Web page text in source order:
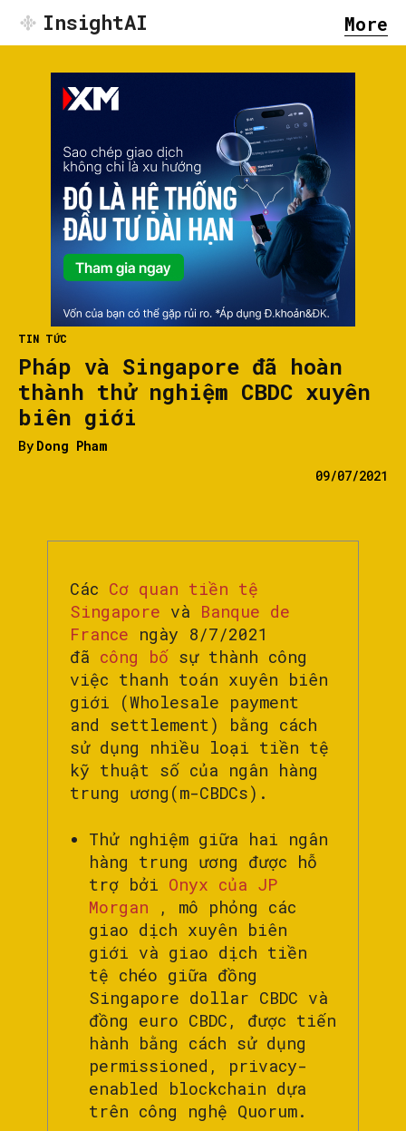
InsightAI More
TIN TỨC
Pháp và Singapore đã hoàn
thành thử nghiệm CBDC xuyên
biên giới
By Dong Pham
09/07/2021
Các Cơ quan tiền tệ
Singapore và Banque de
France ngày 8/7/2021
đã công bố sự thành công
việc thanh toán xuyên biên
giới (Wholesale payment
and settlement) bằng cách
sử dụng nhiều loại tiền tệ
kỹ thuật số của ngân hàng
trung ương(m-CBDCs).
Thử nghiệm giữa hai ngân
hàng trung ương được hỗ
trợ bởi Onyx của JP
Morgan , mô phỏng các
giao dịch xuyên biên
giới và giao dịch tiền
tệ chéo giữa đồng
Singapore dollar CBDC và
đồng euro CBDC, được tiến
hành bằng cách sử dụng
permissioned, privacy-
enabled blockchain dựa
trên công nghệ Quorum.